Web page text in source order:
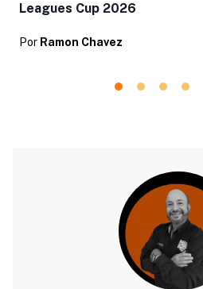
Leagues Cup 2026
Por Ramon Chavez